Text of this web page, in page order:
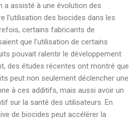
a assisté à une évolution des
l’utilisation des biocides dans les
certains fabricants de
que l’utilisation de certains
pouvait ralentir le développement
des études récentes ont montré que
peut non seulement déclencher une
à ces additifs, mais aussi avoir un
sur la santé des utilisateurs. En
de biocides peut accélérer la